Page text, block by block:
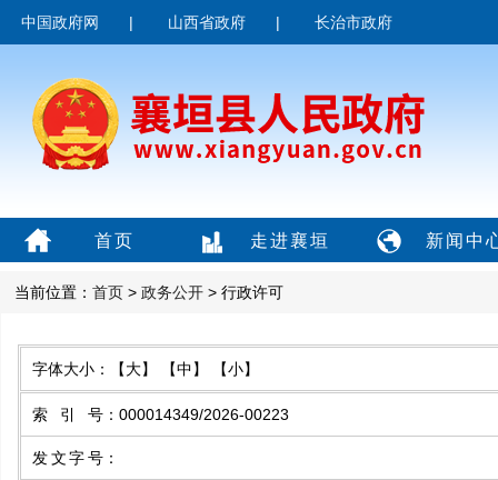
中国政府网 | 山西省政府 | 长治市政府
首页 走进襄垣 新闻中
当前位置： 首页 > 政务公开 > 行政许可
字体大小： 【大】 【中】 【小】
索引号 ： 000014349/2026-00223
发文字号 ：